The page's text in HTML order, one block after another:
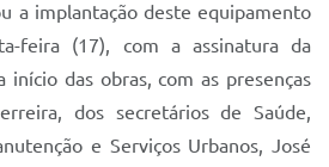
a implantação deste equipamento
feira (17), com a assinatura da
início das obras, com as presenças
dos secretários de Saúde,
e Serviços Urbanos, José